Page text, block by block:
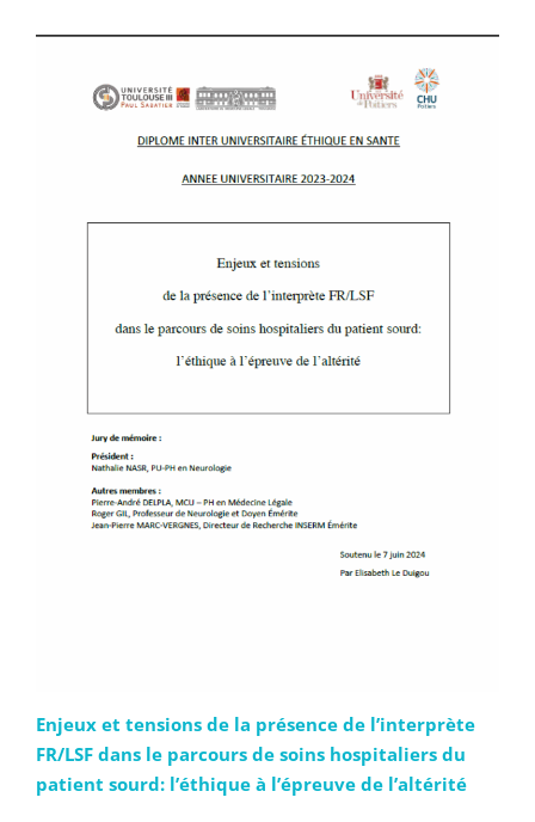
Enjeux et tensions de la présence de l’interprète
FR/LSF dans le parcours de soins hospitaliers du
patient sourd: l’éthique à l’épreuve de l’altérité